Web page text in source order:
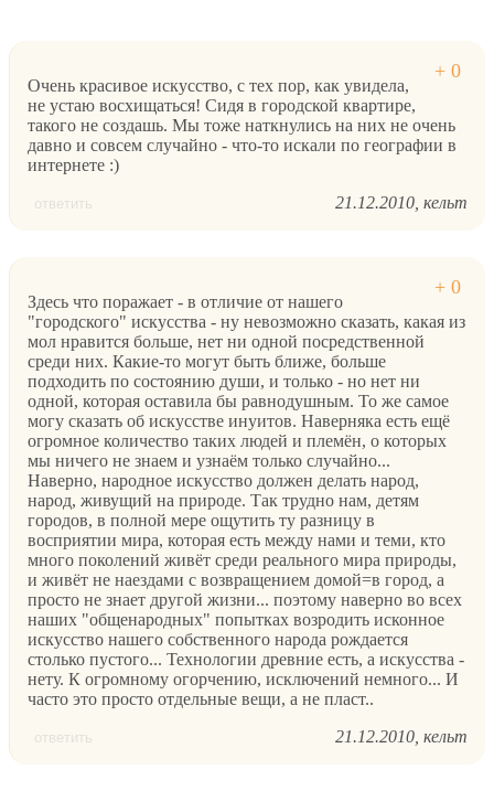
Очень красивое искусство, с тех пор, как увидела,
не устаю восхищаться! Сидя в городской квартире,
такого не создашь. Мы тоже наткнулись на них не очень
давно и совсем случайно - что-то искали по географии в
интернете :)
ответить 21.12.2010 кельт
Здесь что поражает - в отличие от нашего
"городского" искусства - ну невозможно сказать, какая из
мол нравится больше, нет ни одной посредственной
среди них. Какие-то могут быть ближе, больше
подходить по состоянию души, и только - но нет ни
одной, которая оставила бы равнодушным. То же самое
могу сказать об искусстве инуитов. Наверняка есть ещё
огромное количество таких людей и племён, о которых
мы ничего не знаем и узнаём только случайно...
Наверно, народное искусство должен делать народ,
народ, живущий на природе. Так трудно нам, детям
городов, в полной мере ощутить ту разницу в
восприятии мира, которая есть между нами и теми, кто
много поколений живёт среди реального мира природы,
и живёт не наездами с возвращением домой=в город, а
просто не знает другой жизни... поэтому наверно во всех
наших "общенародных" попытках возродить исконное
искусство нашего собственного народа рождается
столько пустого... Технологии древние есть, а искусства -
нету. К огромному огорчению, исключений немного... И
часто это просто отдельные вещи, а не пласт..
ответить 21.12.2010 кельт